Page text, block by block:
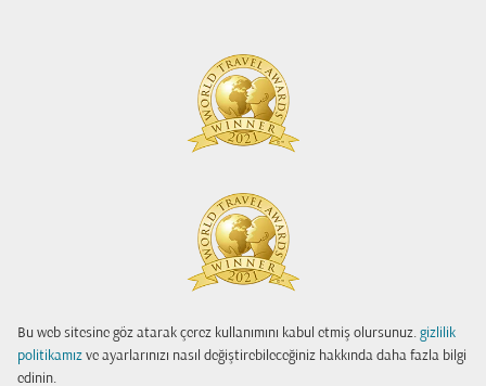
Bu web sitesine göz atarak çerez kullanımını kabul etmiş olursunuz. gizlilik
politikamız ve ayarlarınızı nasıl değiştirebileceğiniz hakkında daha fazla bilgi
edinin.